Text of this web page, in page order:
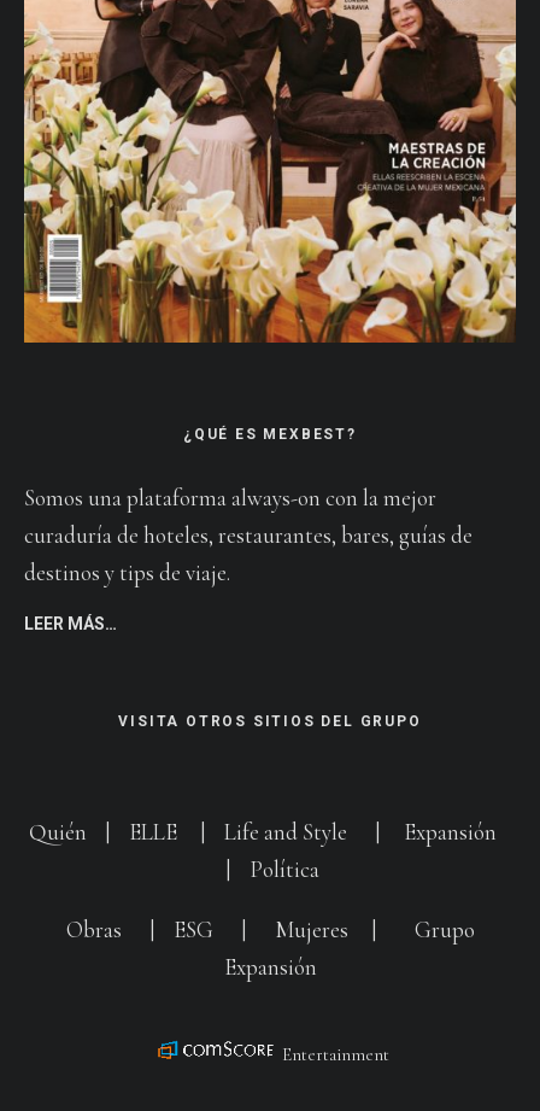
¿QUÉ ES MEXBEST?
Somos una plataforma always-on con la mejor
curaduría de hoteles, restaurantes, bares, guías de
destinos y tips de viaje.
LEER MÁS…
VISITA OTROS SITIOS DEL GRUPO
Quién ELLE Life and Style
Expansión
Política
Obras ESG Mujeres
Grupo
Expansión
Entertainment